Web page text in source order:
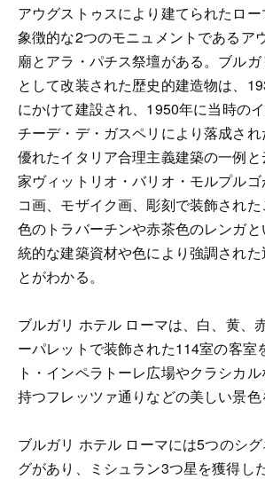
アウグストゥスにより建てられたロ
象徴的な2つのモニュメントであるア
廟とアラ・パチス祭壇がある。ブル
として改装された歴史的建造物は、
にかけて建設され、1950年に当時の
チーデ・デ・ガスペリにより落成さ
優れたイタリア合理主義建築の一例
家ヴィットリオ・バリオ・モルプル
コ画、モザイク画、彫刻で装飾され
色のトラバーチンや赤茶色のレンガ
統的な建築資材や色により強調され
とがわかる。
ブルガリ ホテル ローマは、白、黄、
ーパレットで装飾された114室の客室
ト・インペラトーレ広場やクラシカ
持つフレッツァ通りなどの美しい景色
ブルガリ ホテル ローマには5つのシ
グがあり、ミシュラン3つ星を獲得し